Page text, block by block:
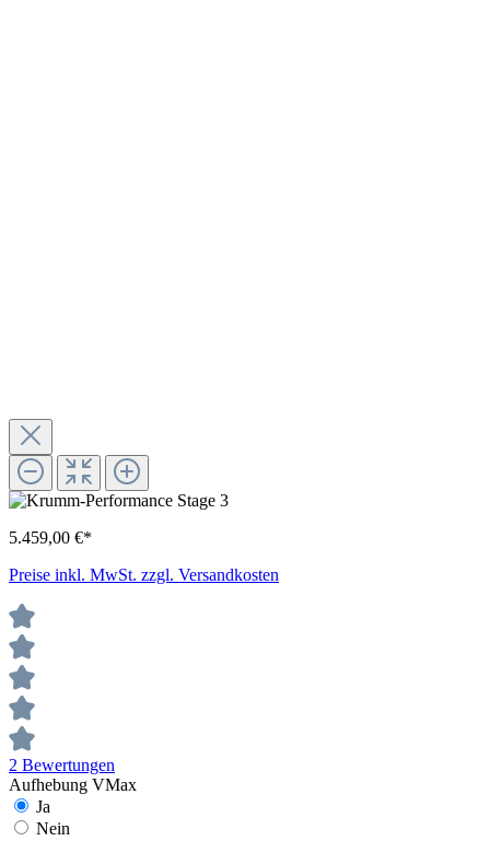
5.459,00 €*
Preise inkl. MwSt. zzgl. Versandkosten
2 Bewertungen
Aufhebung VMax
Ja
Nein